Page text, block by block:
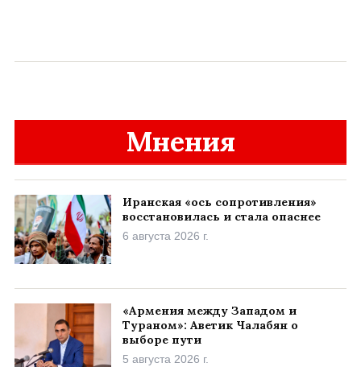
Мнения
Иранская «ось сопротивления»
восстановилась и стала опаснее
6 августа 2026 г.
«Армения между Западом и
Тураном»: Аветик Чалабян о
выборе пути
5 августа 2026 г.